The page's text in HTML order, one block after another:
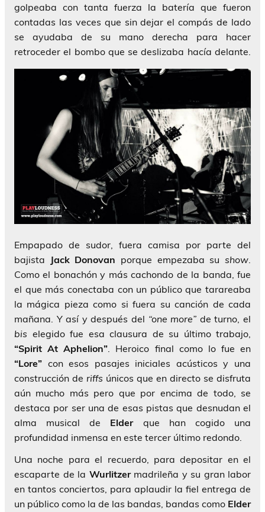
golpeaba con tanta fuerza la batería que fueron
contadas las veces que sin dejar el compás de lado
se ayudaba de su mano derecha para hacer
retroceder el bombo que se deslizaba hacía delante.
Empapado de sudor, fuera camisa por parte del
bajista Jack Donovan porque empezaba sushow.
Como el bonachón y más cachondo de la banda, fue
el que más conectaba con un público que tarareaba
la mágica pieza como si fuera su canción de cada
mañana. Y así y después del “one more” de turno, el
bis elegido fue esa clausura de su último trabajo,
“Spirit At Aphelion”. Heroico final como lo fue en
“Lore” con esos pasajes iniciales acústicos y una
construcción de riffs únicos que en directo se disfruta
aún mucho más pero que por encima de todo, se
destaca por ser una de esas pistas que desnudan el
alma musical de Elderque han cogido una
profundidad inmensa en este tercer último redondo.
Una noche para el recuerdo, para depositar en el
escaparte de la Wurlitzermadrileña y su gran labor
en tantos conciertos, para aplaudir la fiel entrega de
un público como la de las bandas, bandas como Elder